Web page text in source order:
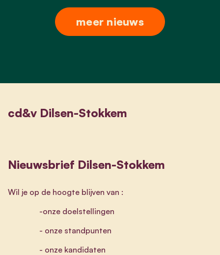
meer nieuws
cd&v Dilsen-Stokkem
Nieuwsbrief Dilsen-Stokkem
Wil je op de hoogte blijven van :
-onze doelstellingen
- onze standpunten
- onze kandidaten